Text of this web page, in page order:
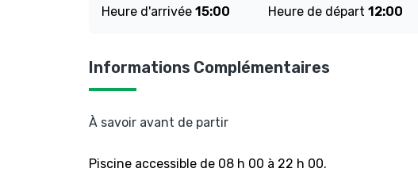
Heure d'arrivée 15:00 Heure de départ 12:00
Informations Complémentaires
À savoir avant de partir
Piscine accessible de 08 h 00 à 22 h 00.